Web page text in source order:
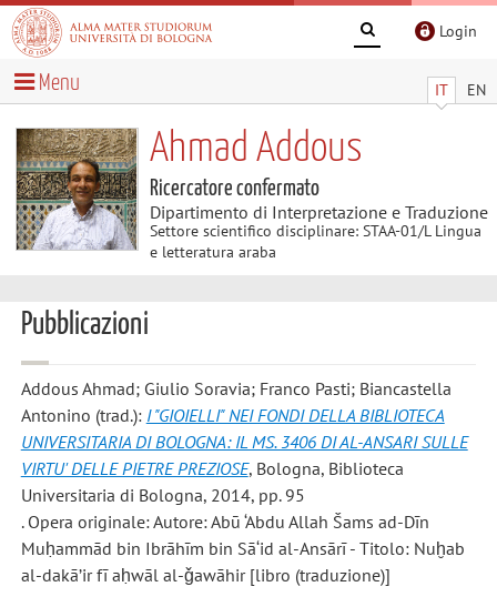
Login
IT EN
Menu
Ahmad Addous
Ricercatore confermato
Dipartimento di Interpretazione e Traduzione
Settore scientifico disciplinare: STAA-01/L Lingua
e letteratura araba
Pubblicazioni
Addous Ahmad; Giulio Soravia; Franco Pasti; Biancastella
Antonino (trad.): I "GIOIELLI" NEI FONDI DELLA BIBLIOTECA
UNIVERSITARIA DI BOLOGNA: IL MS. 3406 DI AL-ANSARI SULLE
VIRTU' DELLE PIETRE PREZIOSE, Bologna, Biblioteca
Universitaria di Bologna, 2014, pp. 95
. Opera originale: Autore: Abū ‘Abdu Allah Šams ad-Dīn
Muḥammād bin Ibrāhīm bin Sā‘id al-Ansārī - Titolo: Nuḫab
al-dakā’ir fī aḥwāl al-ǧawāhir [libro (traduzione)]